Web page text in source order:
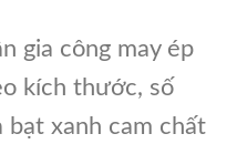
gia công may ép
kích thước, số
bạt xanh cam chất